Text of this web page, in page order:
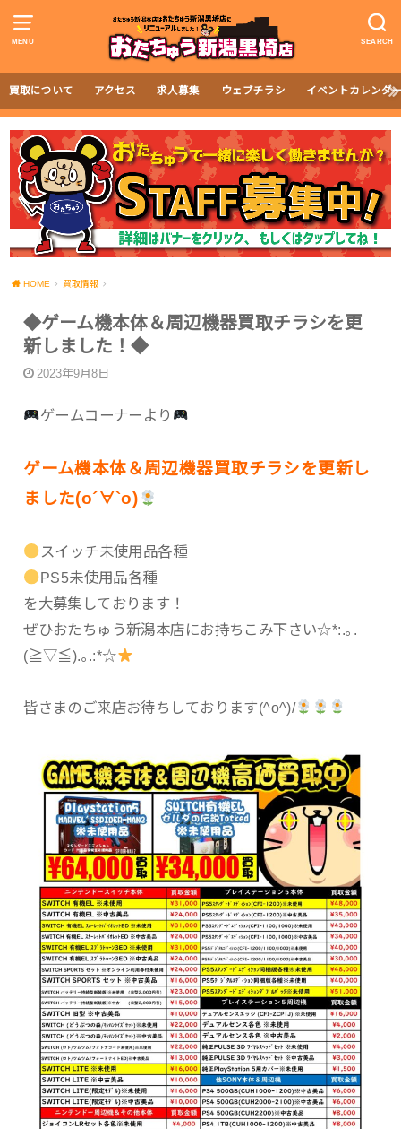
MENU SEARCH
買取について アクセス 求人募集 ウェブチラシ イベントカレンダ
HOME 買取情報
◆ゲーム機本体＆周辺機器買取チラシを更
新しました！◆
2023年9月8日
ゲームコーナーより
ゲーム機本体＆周辺機器買取チラシを更新し
ました(о´∀`о)
スイッチ未使用品各種
PS5未使用品各種
を大募集しております！
ぜひおたちゅう新潟本店にお持ちこみ下さい☆*:.｡.
(≧▽≦).｡.:*☆
皆さまのご来店お待ちしております(^o^)/